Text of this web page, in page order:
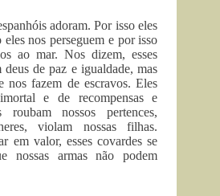
adoram. Por isso eles
nos perseguem e por isso
ao mar. Nos dizem, esses
de paz e igualdade, mas
nos fazem de escravos. Eles
e de recompensas e
roubam nossos pertences,
violam nossas filhas.
em valor, esses covardes se
nossas armas não podem